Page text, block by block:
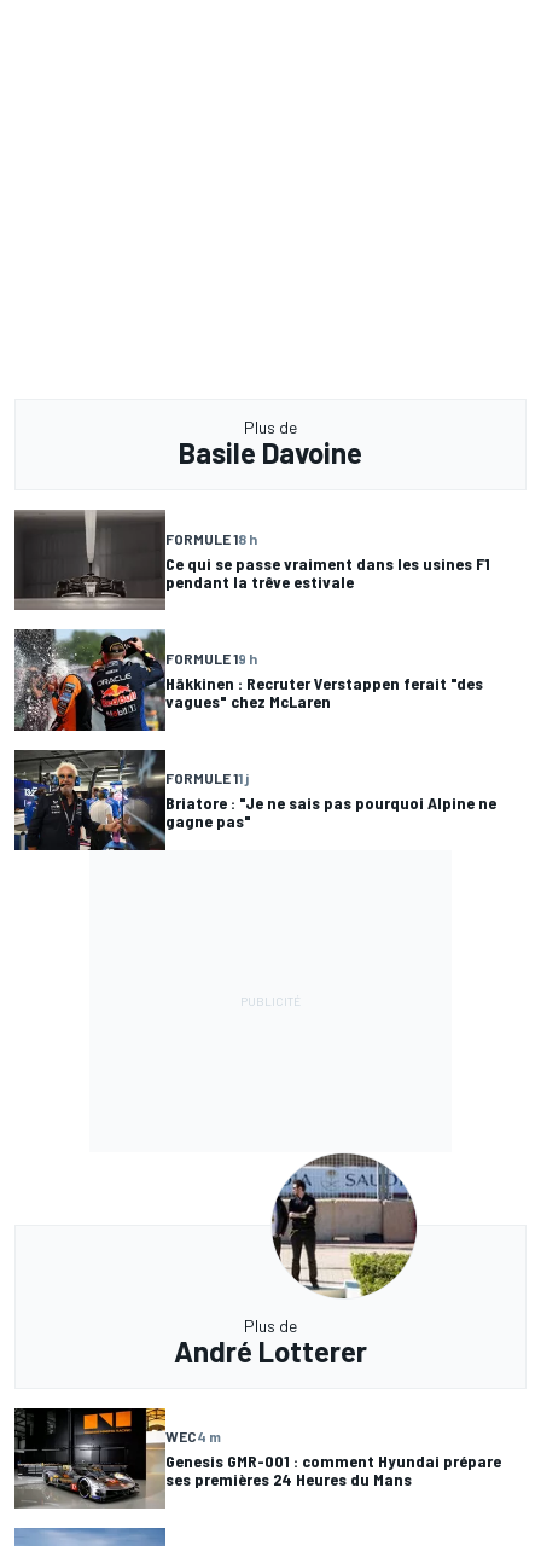
Plus de
Basile Davoine
FORMULE 18 h
Ce qui se passe vraiment dans les usines F1
pendant la trêve estivale
FORMULE 19 h
Häkkinen : Recruter Verstappen ferait "des
vagues" chez McLaren
FORMULE 11 j
Briatore : "Je ne sais pas pourquoi Alpine ne
gagne pas"
Plus de
André Lotterer
WEC4 m
Genesis GMR-001 : comment Hyundai prépare
ses premières 24 Heures du Mans